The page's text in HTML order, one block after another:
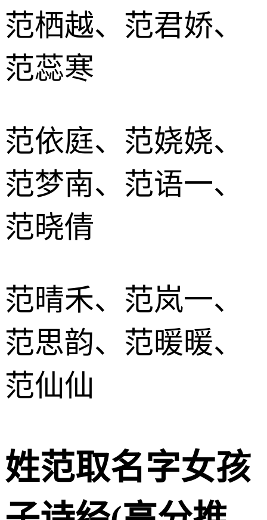
范栖越、范君娇、
范蕊寒
范依庭、范娆娆、
范梦南、范语一、
范晓倩
范晴禾、范岚一、
范思韵、范暖暖、
范仙仙
姓范取名字女孩